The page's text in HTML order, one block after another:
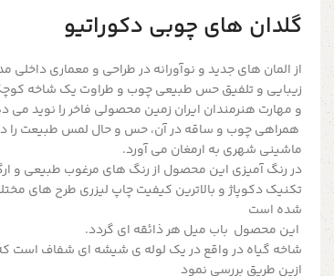
گلدان های چوبی دکوراتیو
از المان های جدید و نوآورانه در طراحی و معماری داخلی
زیبایی و تلفیق حس طبیعی چوب و طراوت یک شاخه کوچک
و مهارت هنرمندان ایران زمین محصولی فاخر را نوید می
همراهی چوب و ساقه در آن، حس و حال لمس طبیعت را
ماشینی شهری به ارمغان می آورد.
در رنگ آمیزی این محصول از رنگ های مرغوب طبیعی و
تکنیک دکوپاژ و بالاترین کیفیت چاپ لیزری طرح های
شده است
این محصول باب میل هر ذائقه ای گردد.
شاخه گیاه در واقع در یک لوله ی شیشه ای شفاف است که
ازین طریق بررسی نمود